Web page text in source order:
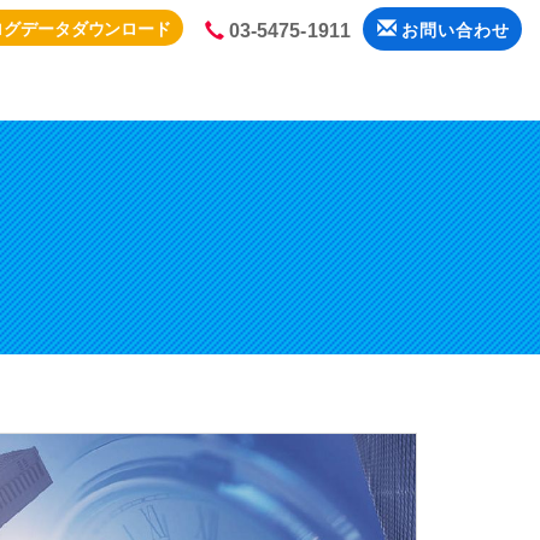
03-5475-1911 お問い合わせ
データダウンロード